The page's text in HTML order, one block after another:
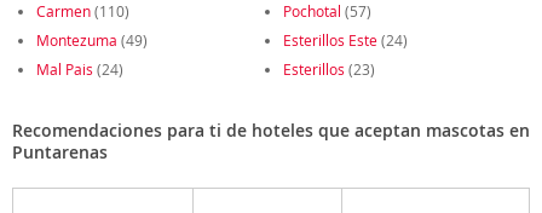
Carmen(110) Pochotal (57)
Montezuma (49) Esterillos Este(24)
Mal Pais (24) Esterillos (23)
Recomendaciones para ti de hoteles que aceptan mascotas en
Puntarenas